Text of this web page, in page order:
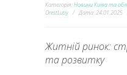
Категорія:Новини Київа та
OrestLutiy
Дата:24.01.2025
Житній ринок:
та розвитку